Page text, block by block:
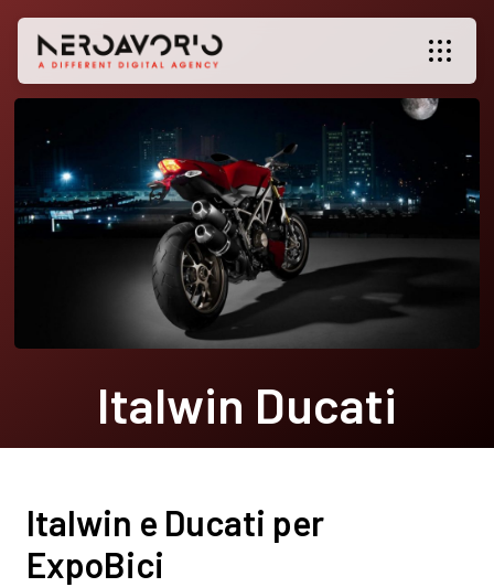
Italwin Ducati
Italwin e Ducati per
ExpoBici